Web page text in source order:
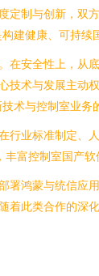
定制与创新，双
建健康、可持续
在安全性上，从
技术与发展主动
术与控制室业务
行业标准制定、
富控制室国产
署鸿蒙与统信应
着此类合作的深